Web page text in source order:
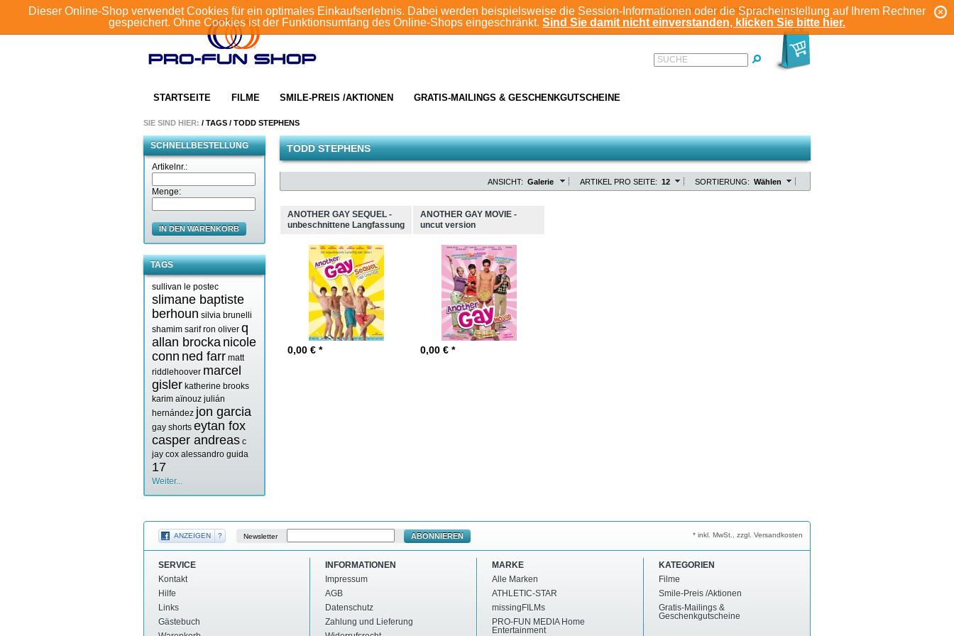
Dieser Online-Shop verwendet Cookies für ein optimales Einkaufserlebnis. Dabei werden beispielsweise die Session-Informationen oder die Spracheinstellung auf Ihrem Rechner
gespeichert. Ohne Cookies ist der Funktionsumfang des Online-Shops eingeschränkt. Sind Sie damit nicht einverstanden, klicken Sie bitte hier.
KONTO
ANMELDEN REGISTRIEREN
STARTSEITE FILME SMILE-PREIS /AKTIONEN GRATIS-MAILINGS & GESCHENKGUTSCHEINE
SUCHE
SIE SIND HIER: / TAGS / TODD STEPHENS
SCHNELLBESTELLUNG
Artikelnr.:
Menge:
IN DEN WARENKORB
TAGS
sullivan le postec
slimane baptiste
berhoun silvia brunelli
shamim sarif ron oliver q
allan brocka nicole
conn ned farr matt
riddlehoover marcel
gisler katherine brooks
karim aïnouz julián
hernández jon garcia
gay shorts eytan fox
casper andreas c
jay cox alessandro guida
17
Weiter...
TODD STEPHENS
SORTIERUNG: Wählen
ARTIKEL PRO SEITE: 12
ANSICHT: Galerie
ANOTHER GAY SEQUEL -
unbeschnittene Langfassung
0,00 € *
ANOTHER GAY MOVIE -
uncut version
0,00 € *
ANZEIGEN ? Newsletter ABONNIEREN * inkl. MwSt., zzgl. Versandkosten
SERVICE
Kontakt
Hilfe
Links
Gästebuch
INFORMATIONEN
Impressum
AGB
Datenschutz
Zahlung und Lieferung
MARKE
Alle Marken
ATHLETIC-STAR
missingFILMs
PRO-FUN MEDIA Home
Entertainment
KATEGORIEN
Filme
Smile-Preis /Aktionen
Gratis-Mailings &
Geschenkgutscheine